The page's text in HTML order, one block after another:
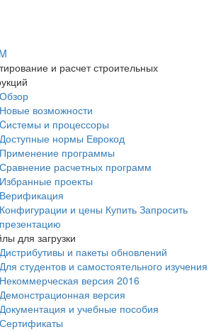
и расчет строительных
Обзор
Новые возможности
Cистемы и процессоры
Доступные нормы Еврокод
Применение программы
Сравнение расчетных программ
Избранные проекты
Верификация
Конфигурации и цены Купить Запросить
презентацию
для загрузки
Дистрибутивы и пакеты обновлений
Для студентов и самостоятельного изучения
Некоммерческая версия 2016
Демонстрационная версия
Документация и учебные пособия
Сертификаты